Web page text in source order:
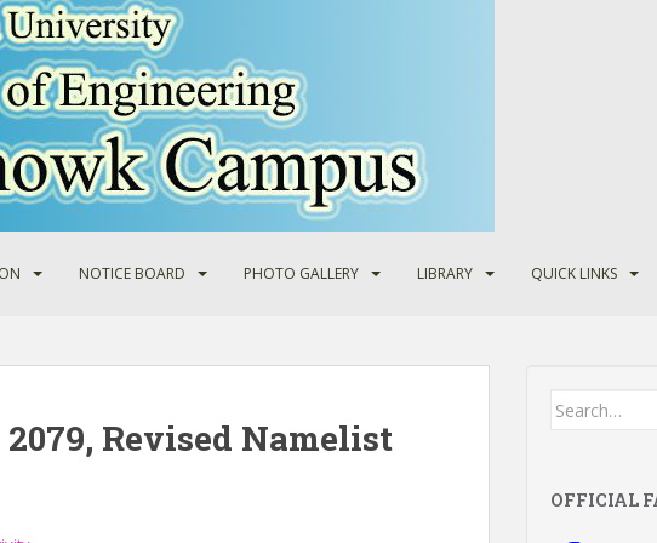
NOTICE BOARD PHOTO GALLERY LIBRARY QUICK LINKS
Revised Namelist
Search
OFFICIAL